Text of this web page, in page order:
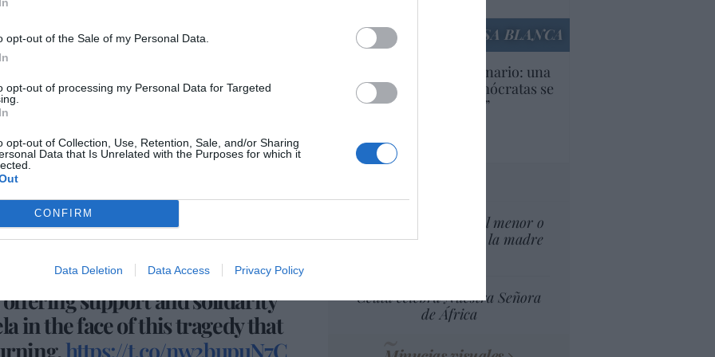
opt-out of the Sale of my Personal Data.
opt-out of processing my Personal Data for Targeted
opt-out of Collection, Use, Retention, Sale, and/or Sharing
Data that Is Unrelated with the Purposes for which it
CONFIRM
Data Deletion Data Access Privacy Policy
who have lost loved ones,
rescue workers
Marco Rubio (@SecRubio)
Trump and his
been in constant contact with
support and solidarity
in the face of this tragedy that
https://t.co/nw2bupuN7C
LA CASA BLANCA
EEUU. Inquietante escenario: una
tercera parte de los demócratas se
define como “socialista”
Artículos anteriores
¿El Superior interés el menor o
el superior interés de la madre
Ceuta celebra Nuestra Señora
de África